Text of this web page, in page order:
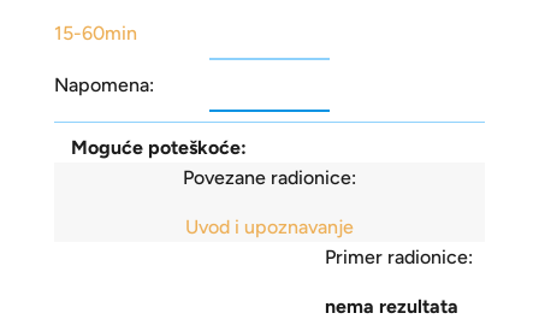
15-60min
Napomena:
Moguće poteškoće:
Povezane radionice:
Uvod i upoznavanje
Primer radionice:
nema rezultata